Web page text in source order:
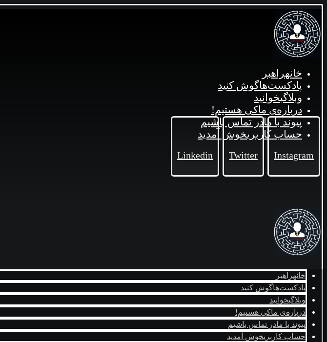
خانهراهبر
پادکست‌هاگوش کنید
وبلاگبخوانید
درباره‌ی ماکی هستیم!
پیوند با مادر تماس باشیم
حساب کاربریخوش آمدید
Linkedin Twitter Instagram
خانهراهبر
پادکست‌هاگوش کنید
وبلاگبخوانید
درباره‌ی ماکی هستیم!
پیوند با مادر تماس باشیم
حساب کاربریخوش آمدید